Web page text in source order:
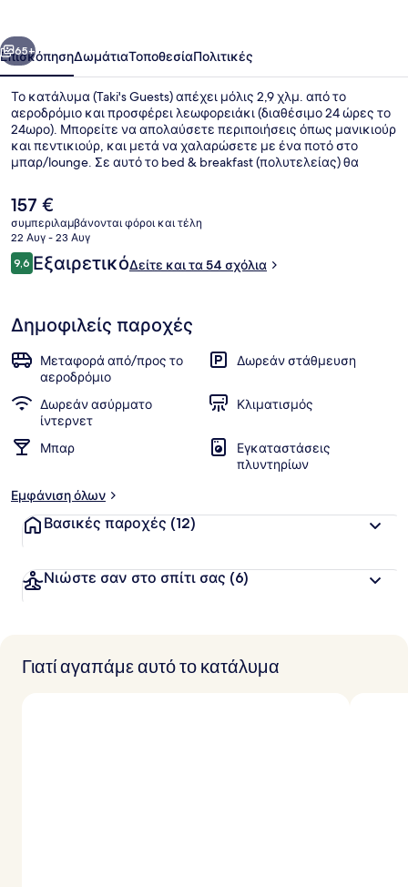
Επόμενο
65+
ΕπισκόπησηΔωμάτιαΤοποθεσίαΠολιτικές
Το κατάλυμα (Taki's Guests) απέχει μόλις 2,9 χλμ. από το
αεροδρόμιο και προσφέρει λεωφορειάκι (διαθέσιμο 24 ώρες το
24ωρο). Μπορείτε να απολαύσετε περιποιήσεις όπως μανικιούρ
και πεντικιούρ, και μετά να χαλαρώσετε με ένα ποτό στο
μπαρ/lounge. Σε αυτό το bed & breakfast (πολυτελείας) θα
Η
τρέχουσα
τιμή
είναι
157 €
157 €
συμπεριλαμβάνονται φόροι και τέλη
22 Αυγ - 23 Αυγ
Σχόλια
9,69,6 στα 10
ΕξαιρετικόΔείτε και τα 54 σχόλια
Δημοφιλείς παροχές
Μεταφορά από/προς το
αεροδρόμιο
Δωρεάν στάθμευση
Δωρεάν ασύρματο
ίντερνετ
Κλιματισμός
Μπαρ
Εγκαταστάσεις
πλυντηρίων
Εμφάνιση όλων
Βασικές παροχές (12)
Νιώστε σαν στο σπίτι σας (6)
Γιατί αγαπάμε αυτό το κατάλυμα